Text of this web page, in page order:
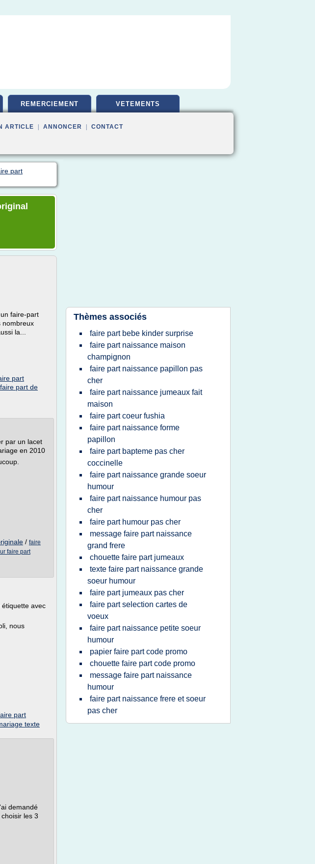
REMERCIEMENT VETEMENTS
ARTICLE ANNONCER CONTACT
part
faire-part
nombreux
la...
part
part de
par un lacet
en 2010
/ faire
faire part
avec
nous
part
texte
demandé
les 3
Thèmes associés
faire part bebe kinder surprise
faire part naissance maison
champignon
faire part naissance papillon pas
cher
faire part naissance jumeaux fait
maison
faire part coeur fushia
faire part naissance forme
papillon
faire part bapteme pas cher
coccinelle
faire part naissance grande soeur
humour
faire part naissance humour pas
cher
faire part humour pas cher
message faire part naissance
grand frere
chouette faire part jumeaux
texte faire part naissance grande
soeur humour
faire part jumeaux pas cher
faire part selection cartes de
voeux
faire part naissance petite soeur
humour
papier faire part code promo
chouette faire part code promo
message faire part naissance
humour
faire part naissance frere et soeur
pas cher